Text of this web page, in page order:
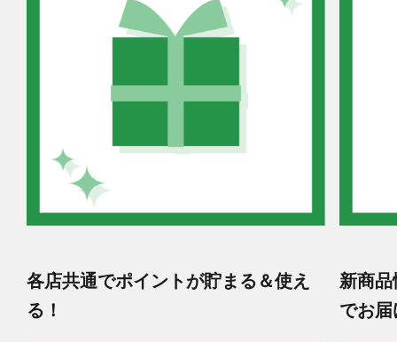
各店共通でポイントが貯まる＆使え
る！
新商
でお届